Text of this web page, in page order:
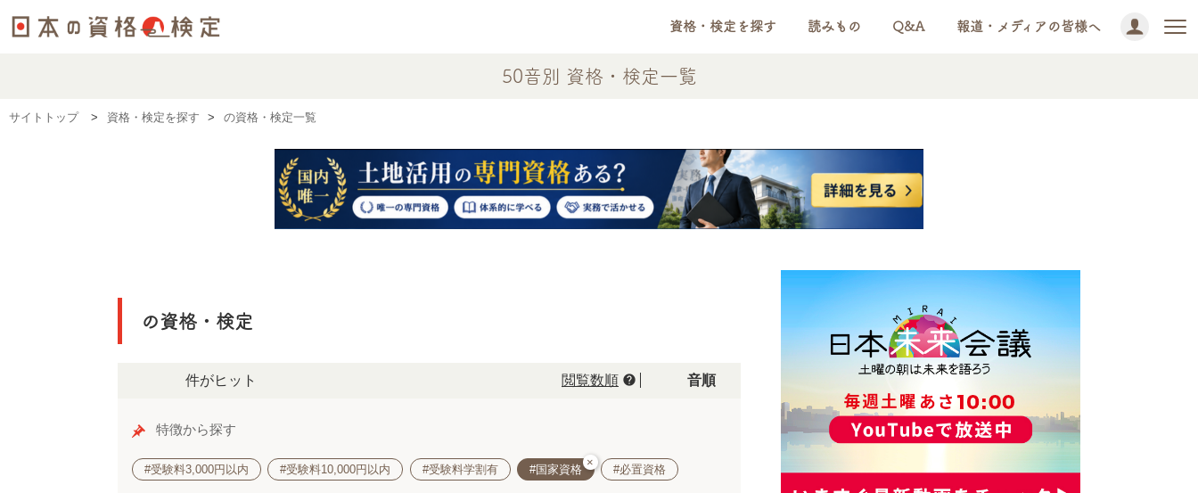
資格・検定を探す 読みもの Q&A 報道・メディアの皆様へ
50音別 資格・検定一覧
サイトトップ 資格・検定を探す の資格・検定一覧
の資格・検定
214件がヒット 閲覧数順 help 50音順
特徴から探す
#受験料3,000円以内 #受験料10,000円以内 #受験料学割有 #国家資格
×
#必置資格